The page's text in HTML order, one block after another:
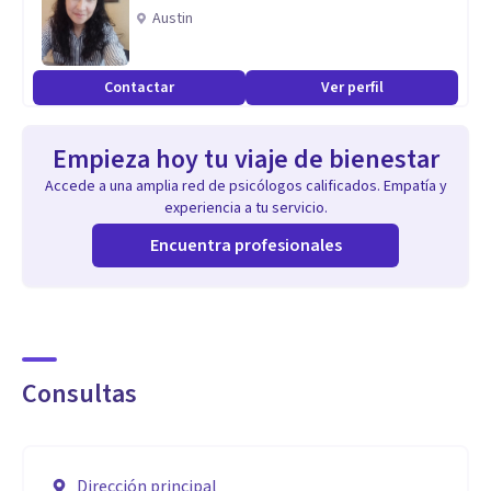
Austin
Contactar Ver perfil
Empieza hoy tu viaje de bienestar
Accede a una amplia red de psicólogos calificados. Empatía y
experiencia a tu servicio.
Encuentra profesionales
Consultas